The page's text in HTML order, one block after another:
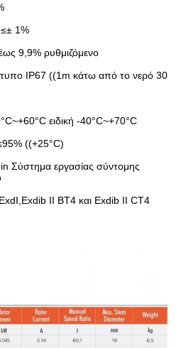
1%
9,9% ρυθμιζόμενο
IP67 ((1m κάτω από το νερό 30
ειδική -40°C~+70°C
((+25°C)
Σύστημα εργασίας σύντομης
II BT4 και Exdib II CT4